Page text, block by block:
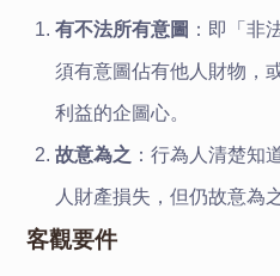
有不法所有意圖 ：即「非
須有意圖佔有他人財物，
利益的企圖心。
故意為之 ：行為人清楚知
人財產損失，但仍故意為之
客觀要件